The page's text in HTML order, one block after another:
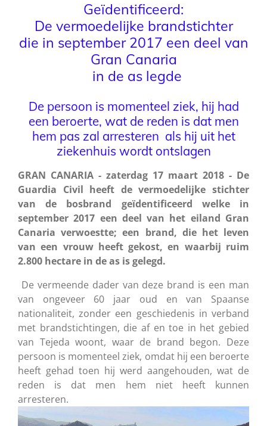
Geïdentificeerd:
De vermoedelijke brandstichter
die in september 2017 een deel van
Gran Canaria
in de as legde
De persoon is momenteel ziek, hij had
een beroerte, wat de reden is dat men
hem pas zal arresteren als hij uit het
ziekenhuis wordt ontslagen
GRAN CANARIA - zaterdag 17 maart 2018 - De
Guardia Civil heeft de vermoedelijke stichter
van de bosbrand geïdentificeerd welke in
september 2017 een deel van het eiland Gran
Canaria verwoestte; een brand, die het leven
van een vrouw heeft gekost, en waarbij ruim
2.800 hectare in de as is gelegd.
De vermeende dader van deze brand is een man
van ongeveer 60 jaar oud en van Spaanse
nationaliteit, zonder een geschiedenis in verband
met brandstichtingen, die af en toe in het gebied
van Tejeda woont, waar de brand begon. Deze
persoon is momenteel ziek, omdat hij een beroerte
heeft gehad toen hij werd aangehouden, wat de
reden is dat men hem niet heeft kunnen
arresteren.